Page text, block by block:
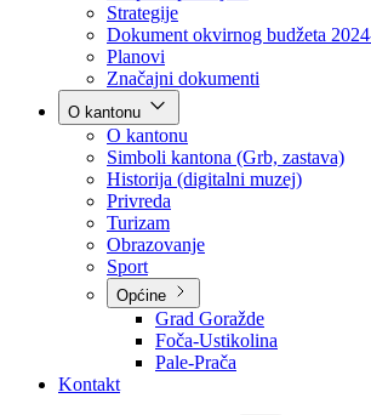
Poslovnik
Program rada Vlade
Ekspoze premijera
Strategije
Dokument okvirnog budžeta
Planovi
Značajni dokumenti
O kantonu
O kantonu
Simboli kantona (Grb, zastava)
Historija (digitalni muzej)
Privreda
Turizam
Obrazovanje
Općine